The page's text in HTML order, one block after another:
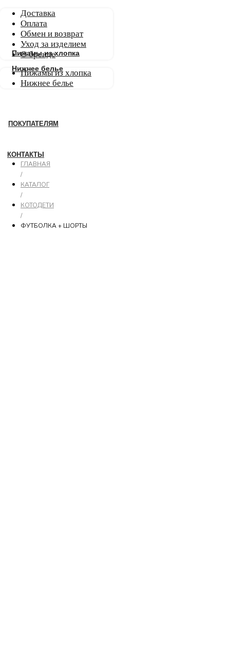
ПОКУПАТЕЛЯМ
КОНТАКТЫ
Доставка
Оплата
Обмен и возврат
Уход за изделием
О бренде
Пижамы из хлопка
Нижнее белье
ГЛАВНАЯ
/
КАТАЛОГ
/
КОТОДЕТИ
/
ФУТБОЛКА + ШОРТЫ
Пижамы из хлопка
Нижнее белье